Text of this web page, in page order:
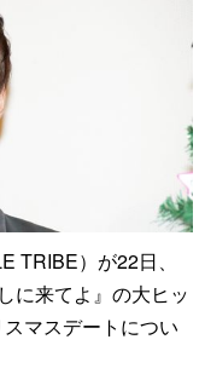
TRIBE）が22日、
に来てよ』の大ヒッ
マスデートについ